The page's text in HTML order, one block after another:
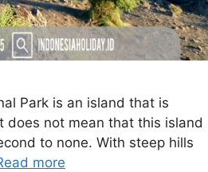
Park is an island that is
not mean that this island
to none. With steep hills
more